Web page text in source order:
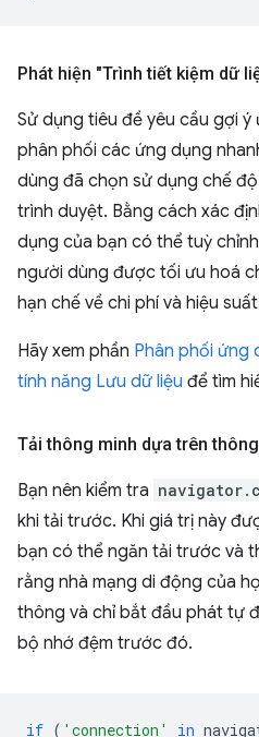
Phát hiện "Trình tiết kiệm dữ
Sử dụng tiêu đề yêu cầu gợi ý
phân phối các ứng dụng
dùng đã chọn sử dụng chế
trình duyệt. Bằng cách xác
dụng của bạn có thể tuỳ
người dùng được tối ưu hoá
hạn chế về chi phí và hiệu
Hãy xem phần Phân phối ứng
tính năng Lưu dữ liệu để tìm
Tải thông minh dựa trên
Bạn nên kiểm tra
khi tải trước. Khi giá trị này
bạn có thể ngăn tải trước và
rằng nhà mạng di động của
thông và chỉ bắt đầu phát tự
bộ nhớ đệm trước đó.
if ( 'connection' in